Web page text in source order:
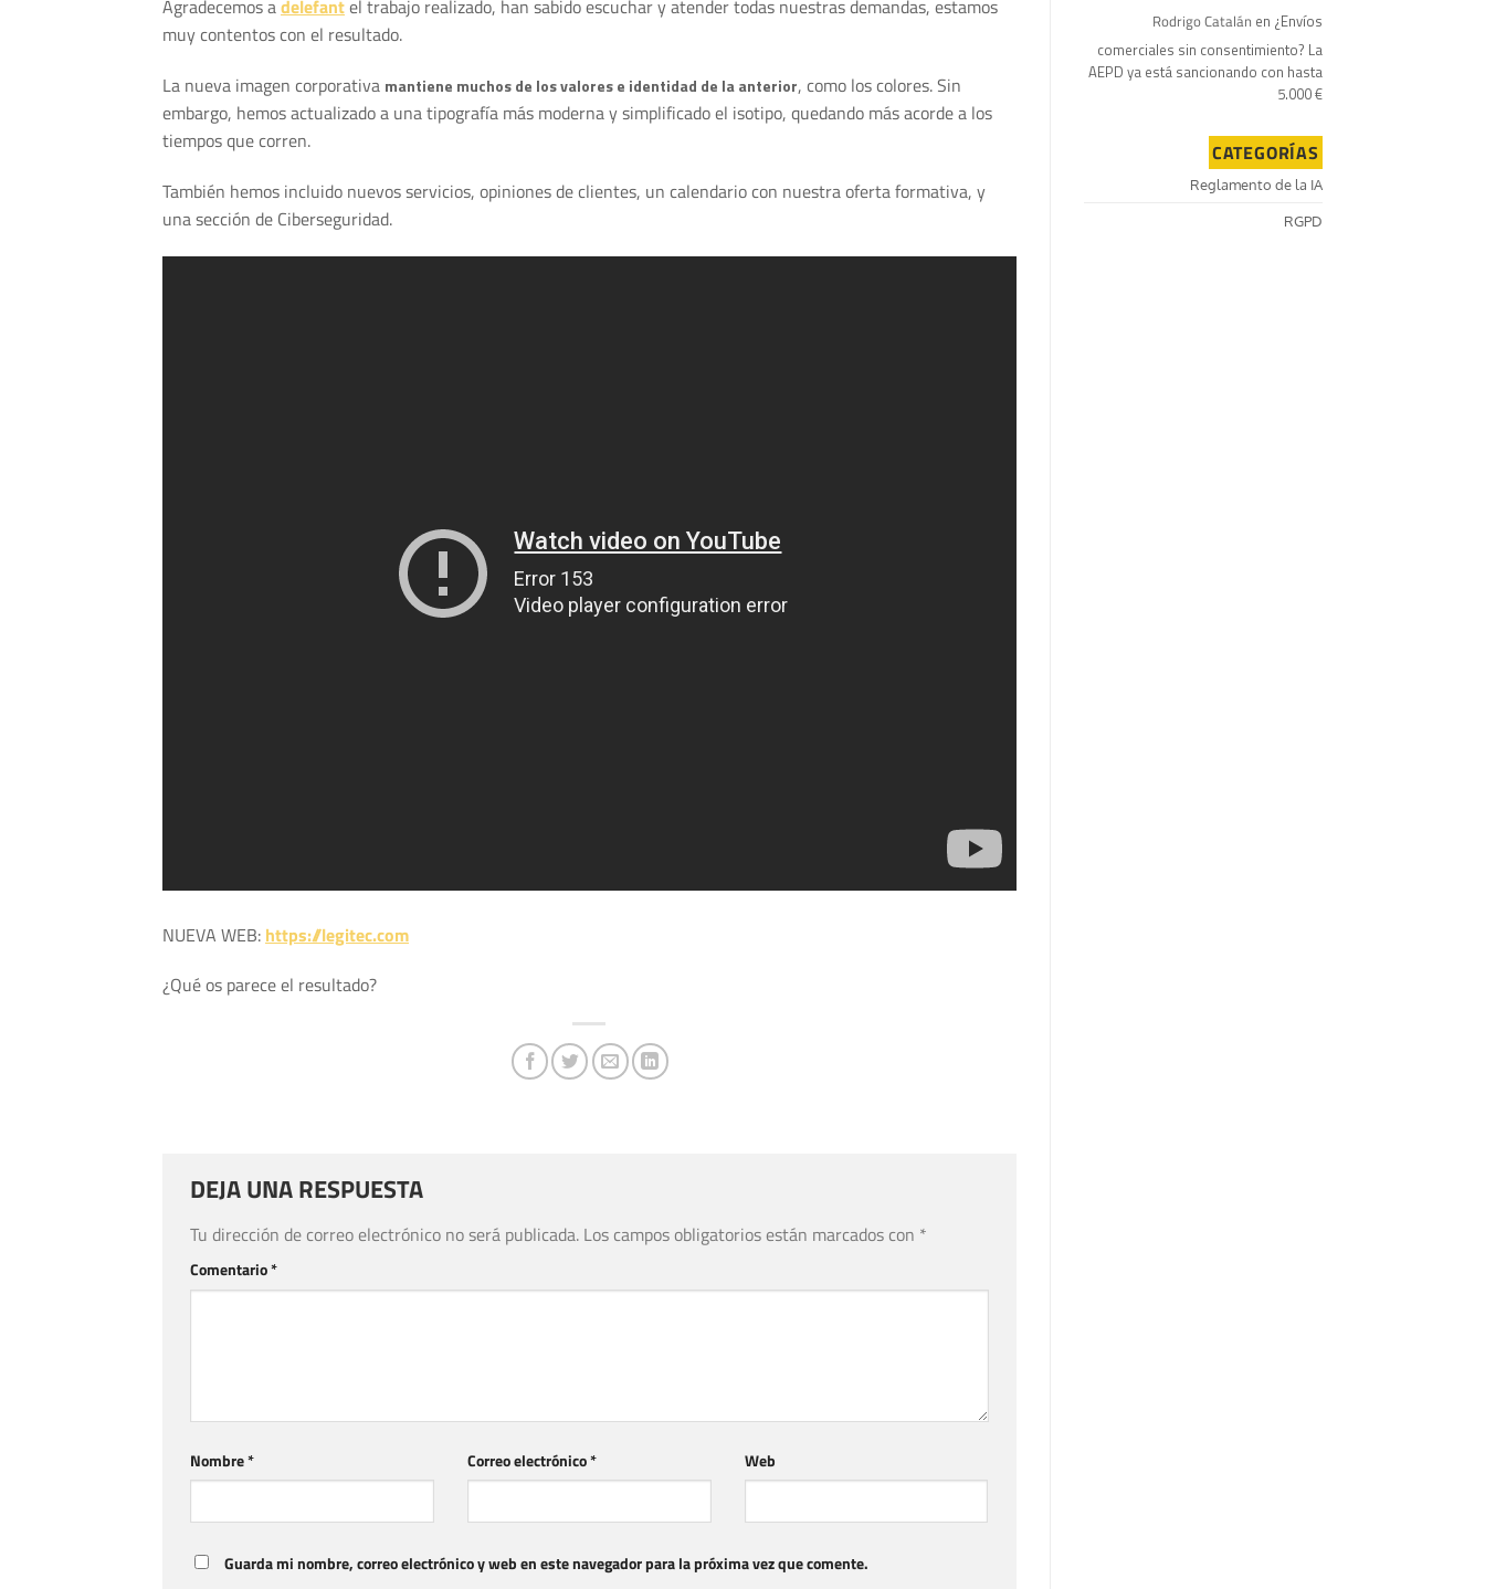
Agradecemos adelefantel trabajo realizado, han sabido escuchar y atender todas nuestras demandas, estamos
muy contentos con el resultado.
La nueva imagen corporativa mantiene muchos de los valores e identidad de la anterior, como los colores. Sin
embargo, hemos actualizado a una tipografía más moderna y simplificado el isotipo, quedando más acorde a los
tiempos que corren.
También hemos incluido nuevos servicios, opiniones de clientes, un calendario con nuestra oferta formativa, y
una sección de Ciberseguridad.
NUEVA WEB: https://legitec.com
¿Qué os parece el resultado?
DEJA UNA RESPUESTA
Tu dirección de correo electrónico no será publicada. Los campos obligatorios están marcados con *
Comentario*
Nombre* Correo electrónico* Web
Guarda mi nombre, correo electrónico y web en este navegador para la próxima vez que comente.
Rodrigo Catalán en ¿Envíos
comerciales sin consentimiento? La
AEPD ya está sancionando con hasta
5.000 €
CATEGORÍAS
Reglamento de la IA
RGPD